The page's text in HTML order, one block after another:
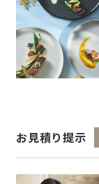
お見積り提示